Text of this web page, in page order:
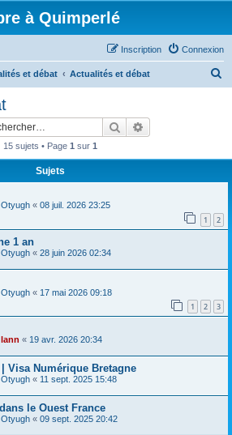
à Quimperlé
Connexion
Inscription
et débat Actualités et débat
e
Rechercher
15 sujets • Page 1 sur 1
Sujets
Otyugh « 08 juil. 2026 23:25
1 2
1 an
Otyugh « 28 juin 2026 02:34
Otyugh « 17 mai 2026 09:18
1 2 3
lann « 19 avr. 2026 20:34
Visa Numérique Bretagne
Otyugh « 11 sept. 2025 15:48
le Ouest France
Otyugh « 09 sept. 2025 20:42